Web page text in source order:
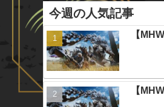
今週の人気記事
【
【